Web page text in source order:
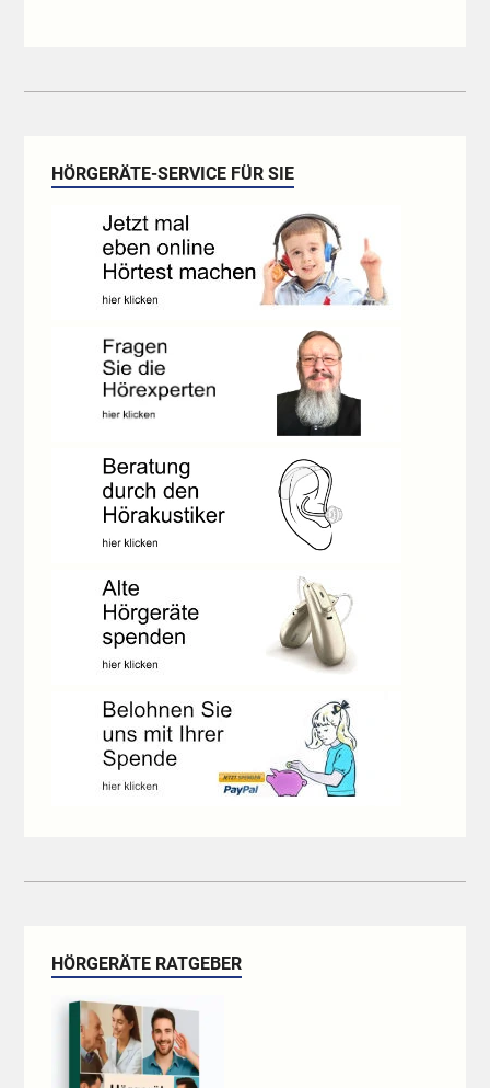
HÖRGERÄTE-SERVICE FÜR SIE
HÖRGERÄTE RATGEBER